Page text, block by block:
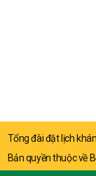
Tổng đài đặt lịch
Bản quyền thuộc về